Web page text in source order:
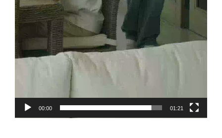
00:00 01:21